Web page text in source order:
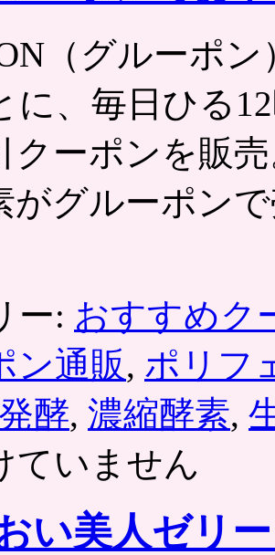
（グルーポ
に、毎日ひる
クーポンを販
がグルーポン
ー: おすすめク
ン通販, ポリフ
酵, 濃縮酵素,
ていません
おい美人ゼリ